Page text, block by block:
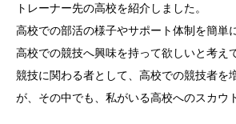
トレーナー先の高校を紹介しました。
高校での部活の様子やサポート体制を簡単
高校での競技へ興味を持って欲しいと考え
競技に関わる者として、高校での競技者を
が、その中でも、私がいる高校へのスカウ